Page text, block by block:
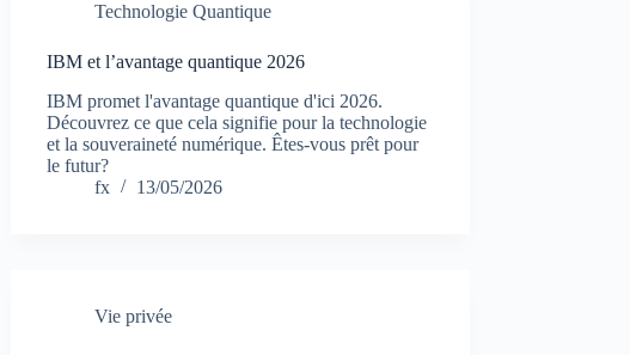
Technologie Quantique
IBM et l’avantage quantique 2026
IBM promet l'avantage quantique d'ici 2026.
Découvrez ce que cela signifie pour la technologie
et la souveraineté numérique. Êtes-vous prêt pour
le futur?
fx
13/05/2026
Vie privée